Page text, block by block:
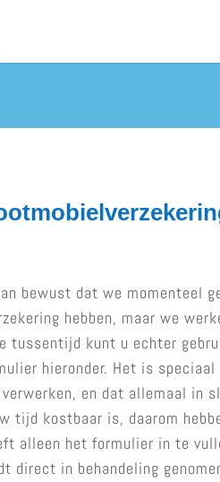
bewust dat we momenteel
hebben, maar we
tussentijd kunt u echter
hieronder. Het is
en dat allemaal in
tijd kostbaar is, daarom
alleen het formulier in te
direct in behandeling